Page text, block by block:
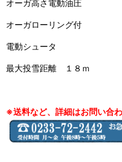
オーガ高さ電動油圧
オーガローリング付
電動シュータ
最大投雪距離 １８ｍ
※送料など、詳細はお問い合わ